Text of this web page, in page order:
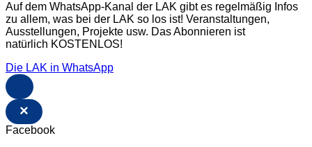
Auf dem WhatsApp-Kanal der LAK gibt es regelmäßig Infos
zu allem, was bei der LAK so los ist! Veranstaltungen,
Ausstellungen, Projekte usw. Das Abonnieren ist
natürlich KOSTENLOS!
Die LAK in WhatsApp
×
Facebook